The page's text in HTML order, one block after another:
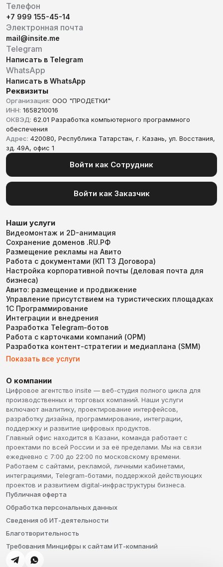
Телефон
+7 999 155-45-14
Электронная почта
mail@insite.me
Telegram
Написать в Telegram
WhatsApp
Написать в WhatsApp
Реквизиты
Организация: ООО "ПРОДЕТКИ"
ИНН: 1658210016
ОКВЭД: 62.01 Разработка компьютерного программного
обеспечения
Адрес: 420080, Республика Татарстан, г. Казань, ул. Восстания,
зд. 49А, офис 1
Войти как Сотрудник
Войти как Заказчик
Наши услуги
Видеомонтаж и 2D-анимация
Сохранение доменов .RU.РФ
Размещение рекламы на Авито
Работа с документами (КП ТЗ Договора)
Настройка корпоративной почты (деловая почта для
бизнеса)
Авито: размещение и продвижение
Управление присутствием на туристических площадках
1С Программирование
Интеграции и внедрения
Разработка Telegram-ботов
Работа с карточками компаний (ОРМ)
Разработка контент-стратегии и медиаплана (SMM)
Показать все услуги
О компании
Цифровое агентство insite — веб-студия полного цикла для
производственных и торговых компаний. Наши услуги
включают аналитику, проектирование интерфейсов,
разработку дизайна, программирование, интеграции,
поддержку и развитие цифровых продуктов.
Главный офис находится в Казани, команда работает с
проектами по всей России и за её пределами. Мы на связи
ежедневно с 7:00 до 22:00 по московскому времени.
Работаем с сайтами, рекламой, личными кабинетами,
интеграциями, Telegram-ботами, поддержкой действующих
проектов и развитием digital-инфраструктуры бизнеса.
Публичная оферта
Обработка персональных данных
Сведения об ИТ-деятельности
Благотворительность
Требования Минцифры к сайтам ИТ-компаний